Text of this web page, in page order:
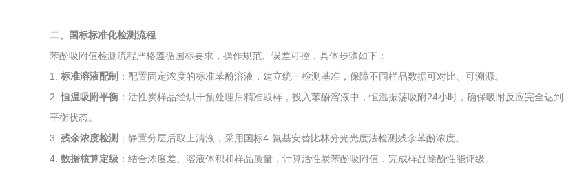
二、国标标准化检测流程
苯酚吸附值检测流程严格遵循国标要求，操作规范、误差可控，具体步骤如下：
1. 标准溶液配制 ：配置固定浓度的标准苯酚溶液，建立统一检测基准，保障不同样品数据可对比、可溯源。
2.恒温吸附平衡 ：活性炭样品经烘干预处理后精准取样，投入苯酚溶液中，恒温振荡吸附24小时，确保吸附反应完全达到
平衡状态。
3. 残余浓度检测 ：静置分层后取上清液，采用国标4-氨基安替比林分光光度法检测残余苯酚浓度。
4. 数据核算定级 ：结合浓度差、溶液体积和样品质量，计算活性炭苯酚吸附值，完成样品除酚性能评级。